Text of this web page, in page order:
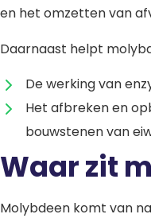
en het omzetten van
Daarnaast helpt
De werking van
Het afbreken en
bouwstenen van
Waar zit
Molybdeen komt van